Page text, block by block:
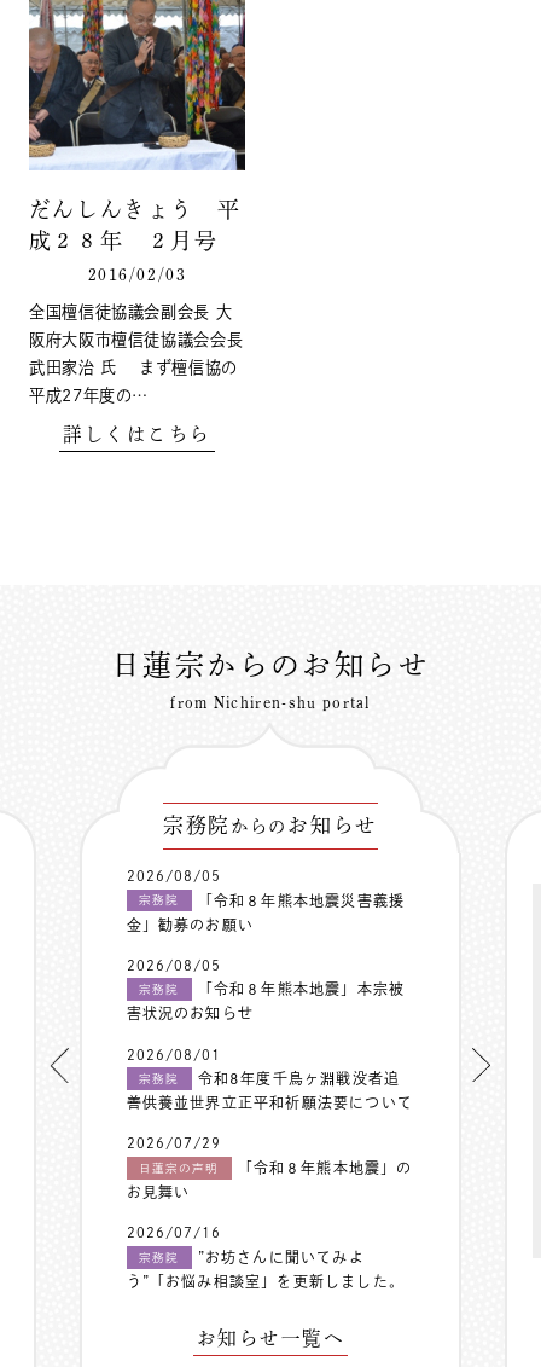
だんしんきょう 平
成２８年 ２月号
2016/02/03
全国檀信徒協議会副会長 大
阪府大阪市檀信徒協議会会長
武田家治 氏 まず檀信協の
平成27年度の…
詳しくはこちら
日蓮宗からのお知らせ
from Nichiren-shu portal
宗務院 からの お知らせ
2026/08/05
宗務院
「令和８年熊本地震災害義援
金」勧募のお願い
2026/08/05
宗務院
「令和８年熊本地震」本宗被
害状況のお知らせ
2026/08/01
宗務院
令和8年度千鳥ヶ淵戦没者追
善供養並世界立正平和祈願法要について
2026/07/29
日蓮宗の声明
「令和８年熊本地震」の
お見舞い
2026/07/16
宗務院
”お坊さんに聞いてみよ
う”「お悩み相談室」を更新しました。
お知らせ一覧へ